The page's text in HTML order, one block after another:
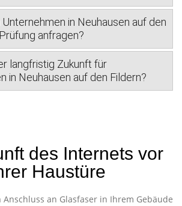
Unternehmen in Neuhausen auf den
anfragen?
langfristig Zukunft für
in Neuhausen auf den Fildern?
des Internets vor
Haustüre
an Glasfaser in Ihrem Gebäude